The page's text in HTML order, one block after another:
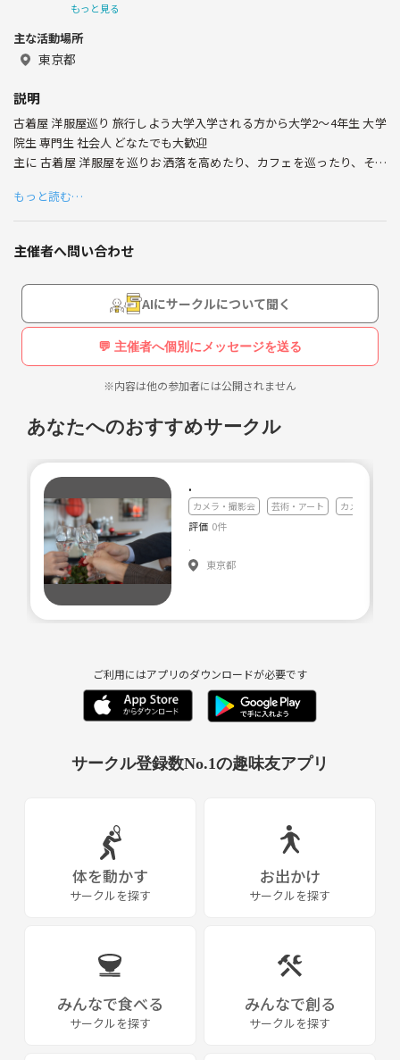
もっと見る
主な活動場所
東京都
説明
古着屋 洋服屋巡り 旅行しよう大学入学される方から大学2〜4年生 大学
院生 専門生 社会人 どなたでも大歓迎
主に 古着屋 洋服屋を巡りお洒落を高めたり、カフェを巡ったり、そう
訪れる予定です。気軽に応募してお待ちしております。
もっと読む…
主催者へ問い合わせ
AIにサークルについて聞く
💬 主催者へ個別にメッセージを送る
※内容は他の参加者には公開されません
あなたへのおすすめサークル
.
カメラ・撮影会 芸術・アート カメラ・写真
評価 0件
.
東京都
ご利用にはアプリのダウンロードが必要です
サークル登録数No.1の趣味友アプリ
体を動かす
サークルを探す
お出かけ
サークルを探す
みんなで食べる
サークルを探す
みんなで創る
サークルを探す